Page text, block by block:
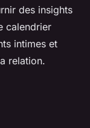
des insights
calendrier
intimes et
relation.